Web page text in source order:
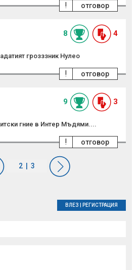
отговор
!
8 4
грозззник Нулео
отговор
!
9 3
гние в Интер Мъдями....
отговор
!
ВЛЕЗ РЕГИСТРАЦИЯ